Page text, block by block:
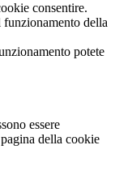
consentire.
della
potete
essere
della cookie